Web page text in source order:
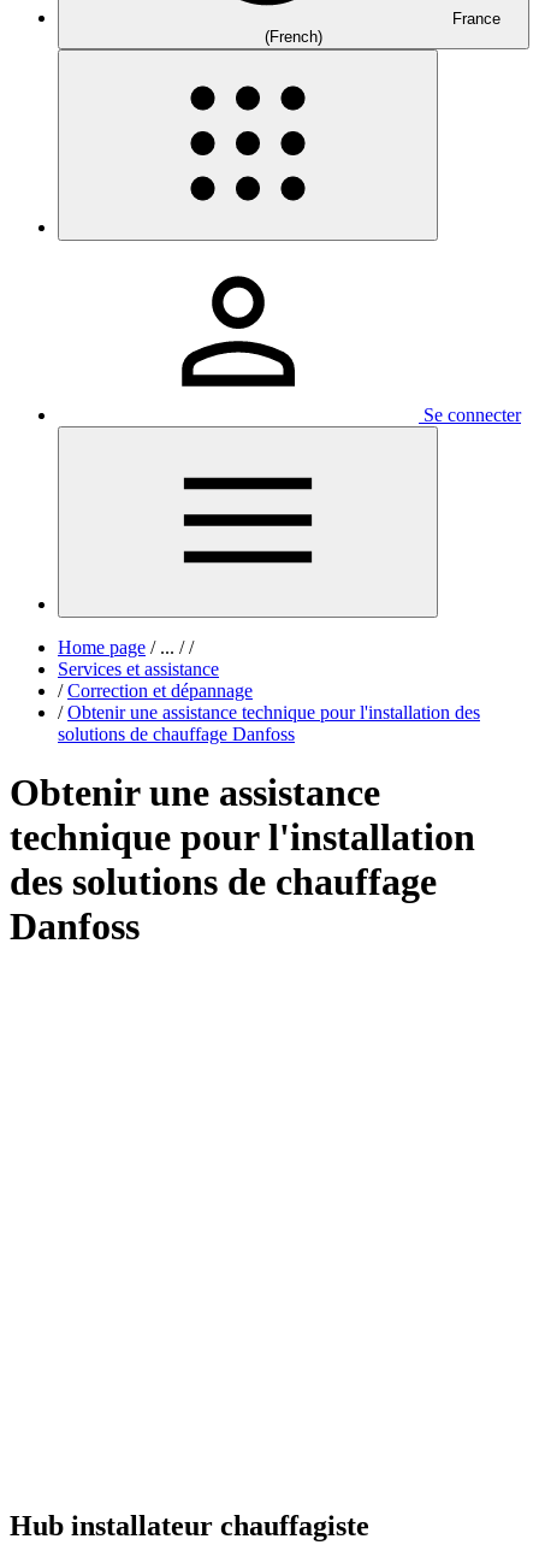
France
(French)
Se connecter
Home page /... / /
Services et assistance
/ Correction et dépannage
/ Obtenir une assistance technique pour l'installation des
solutions de chauffage Danfoss
Obtenir une assistance
technique pour l'installation
des solutions de chauffage
Danfoss
Hub installateur chauffagiste